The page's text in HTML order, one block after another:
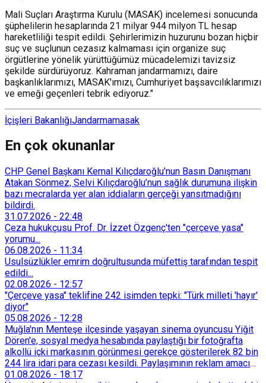
Mali Suçları Araştırma Kurulu (MASAK) incelemesi sonucunda
şüphelilerin hesaplarında 21 milyar 944 milyon TL hesap
hareketliliği tespit edildi. Şehirlerimizin huzurunu bozan hiçbir
suç ve suçlunun cezasız kalmaması için organize suç
örgütlerine yönelik yürüttüğümüz mücadelemizi tavizsiz
şekilde sürdürüyoruz. Kahraman jandarmamızı, daire
başkanlıklarımızı, MASAK'ımızı, Cumhuriyet başsavcılıklarımızı
ve emeği geçenleri tebrik ediyoruz."
İçişleri BakanlığıJandarmamasak
En çok okunanlar
CHP Genel Başkanı Kemal Kılıçdaroğlu’nun Basın Danışmanı
Atakan Sönmez, Selvi Kılıçdaroğlu’nun sağlık durumuna ilişkin
bazı mecralarda yer alan iddiaların gerçeği yansıtmadığını
bildirdi.
31.07.2026 - 22:48
Ceza hukukçusu Prof. Dr. İzzet Özgenç'ten "çerçeve yasa"
yorumu...
06.08.2026 - 11:34
Usulsüzlükler emrim doğrultusunda müfettiş tarafından tespit
edildi...
02.08.2026 - 12:57
"Çerçeve yasa" teklifine 242 isimden tepki: "Türk milleti 'hayır'
diyor"
05.08.2026 - 12:28
Muğla'nın Menteşe ilçesinde yaşayan sinema oyuncusu Yiğit
Dören'e, sosyal medya hesabında paylaştığı bir fotoğrafta
alkollü içki markasının görünmesi gerekçe gösterilerek 82 bin
244 lira idari para cezası kesildi. Paylaşımının reklam amacı
taşımadığını savunan Dören, cezanın iptali için yargıya
01.08.2026 - 18:17